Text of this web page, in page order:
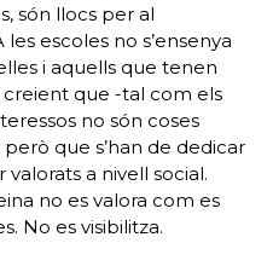
són llocs per al
escoles no s’ensenya
i aquells que tenen
que -tal com els
no són coses
que s’han de dedicar
a nivell social.
no es valora com es
No es visibilitza.